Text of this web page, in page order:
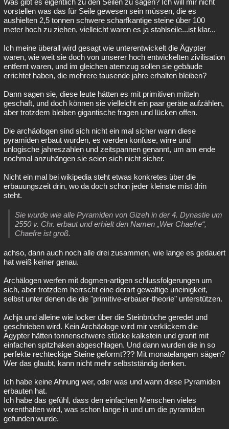
Was gibt es eigentlich zu den Seilen zu sagen? Ich will mir nicht
vorstellen was das für Seile gewesen sein müssen, die es
aushielten 2,5 tonnen schwere scharfkantige steine über 100
meter hoch zu ziehen, vielleicht waren es ja stahlseile...ist klar...
Ich meine überall wird gesagt wie unterentwickelt die Ägypter
waren, wie weit sie doch von unserer hoch entwickelten zivilisation
entfernt waren, und im gleichen atemzug sollen sie gebäude
errichtet haben, die mehrere tausende jahre erhalten bleiben?
Dann sagen sie, diese leute hätten es mit primitiven mitteln
geschaft, und doch können sie vielleicht ein paar geräte aufzählen,
aber trotzdem bleiben gigantische fragen und lücken offen.
Die archäologen sind sich nicht ein mal sicher wann diese
pyramiden erbaut wurden, es werden konfuse, wirre und
unlogische jahreszahlen und zeitspannen genannt, um am ende
nochmal anzuhängen sie seien sich nicht sicher.
Nicht ein mal bei wikipedia steht etwas konkretes über die
erbauungszeit drin, wo da doch schon jeder kleinste mist drin
steht.
Sie wurde wie alle Pyramiden von Gizeh in der 4. Dynastie um
2550 v. Chr. erbaut und erhielt den Namen „Wer Chaefre“,
Chaefre ist groß.
achso, dann auch noch alle drei zusammen, wie lange es gedauert
hat weiß keiner genau.
Archälogen werfen mit dogmen-artigen schlussfolgerungen um
sich, aber trotzdem herrscht eine derart gewaltige uneinigkeit,
selbst unter denen die die "primitive-erbauer-theorie" unterstützen.
Achja und alleine wie locker über die Steinbrüche geredet und
geschrieben wird. Kein Archäologe wird mir verklickern die
Ägypter hätten tonnenschwere stücke kalkstein und granit mit
einfachen spitzhaken abgeschlagen. Und dann wurden die in so
perfekte rechteckige Steine geformt??? Mit monatelangem sägen?
Wer das glaubt, kann nicht mehr selbstständig denken.
Ich habe keine Ahnung wer, oder was und wann diese Pyramiden
erbauten hat.
Ich habe das gefühl, dass den einfachen Menschen vieles
vorenthalten wird, was schon lange in und um die pyramiden
gefunden wurde.